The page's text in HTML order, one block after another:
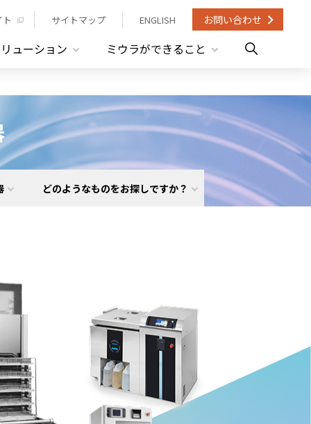
サイトマップ ENGLISH お問い合わせ
ューション ミウラができること
どのようなものをお探しですか？